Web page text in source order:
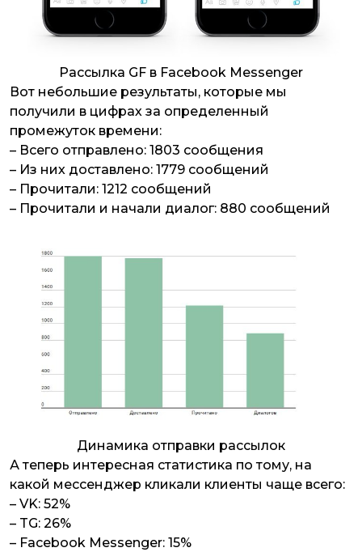
Рассылка GF в Facebook Messenger
Вот небольшие результаты, которые мы
получили в цифрах за определенный
промежуток времени:
– Всего отправлено: 1803 сообщения
– Из них доставлено: 1779 сообщений
– Прочитали: 1212 сообщений
– Прочитали и начали диалог: 880 сообщений
Динамика отправки рассылок
А теперь интересная статистика по тому, на
какой мессенджер кликали клиенты чаще всего:
– VK: 52%
– TG: 26%
– Facebook Messenger: 15%